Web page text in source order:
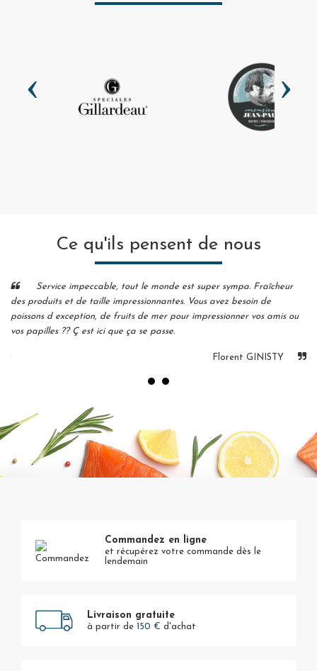
Ce qu'ils pensent de nous
Service impeccable, tout le monde est super sympa. Fraîcheur
des produits et de taille impressionnantes. Vous avez besoin de
poissons d exception, de fruits de mer pour impressionner vos amis ou
vos papilles ?? Ç est ici que ça se passe.
Florent GINISTY
Commandez en ligne
et récupérez votre commande dès le
lendemain
Livraison gratuite
à partir de 150 € d'achat